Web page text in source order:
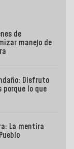
de
manejo de
Disfruto
porque lo que
La mentira